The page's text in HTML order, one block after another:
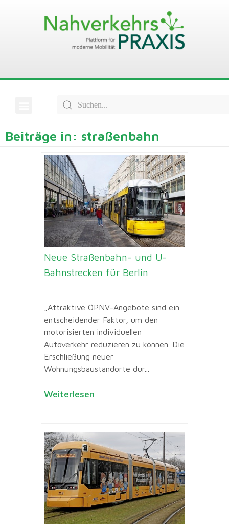
Beiträge in: straßenbahn
Neue Straßenbahn- und U-
Bahnstrecken für Berlin
„Attraktive ÖPNV-Angebote sind ein
entscheidender Faktor, um den
motorisierten individuellen
Autoverkehr reduzieren zu können. Die
Erschließung neuer
Wohnungsbaustandorte dur...
Weiterlesen